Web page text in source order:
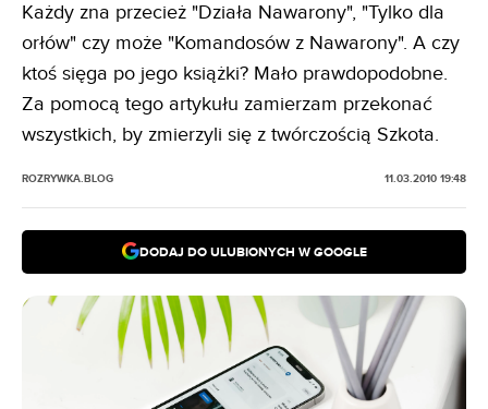
Każdy zna przecież "Działa Nawarony", "Tylko dla
orłów" czy może "Komandosów z Nawarony". A czy
ktoś sięga po jego książki? Mało prawdopodobne.
Za pomocą tego artykułu zamierzam przekonać
wszystkich, by zmierzyli się z twórczością Szkota.
ROZRYWKA.BLOG 11.03.2010 19:48
DODAJ DO ULUBIONYCH W GOOGLE